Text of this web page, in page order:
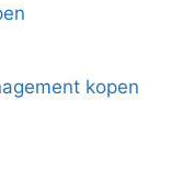
kopen